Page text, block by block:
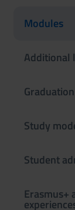
Modules
Additional
Graduation
Study
Student
Erasmus+